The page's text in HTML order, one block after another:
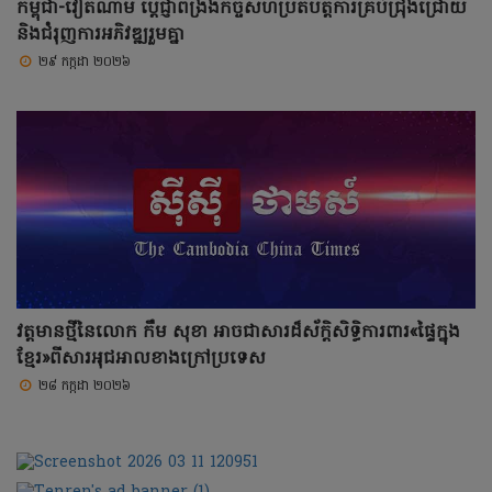
កម្ពុជា-វៀតណាម ប្តេជ្ញាពង្រឹងកិច្ចសហប្រតិបត្តិការគ្រប់ជ្រុងជ្រោយ
និងជំរុញការអភិវឌ្ឍរួមគ្នា
២៩ កក្កដា ២០២៦
វត្តមានថ្មីនៃលោក កឹម សុខា អាចជាសារដ៏ស័ក្តិសិទ្ធិការពារ«ផ្ទៃក្នុង
ខ្មែរ»ពីសារអុជអាលខាងក្រៅប្រទេស
២៨ កក្កដា ២០២៦